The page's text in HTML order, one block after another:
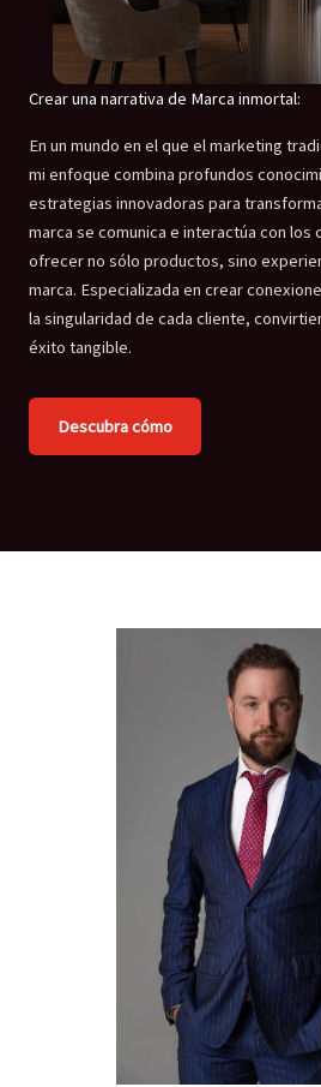
Crear una narrativa de Marca inmortal:
En un mundo en el que el marketing
mi enfoque combina profundos
estrategias innovadoras para
marca se comunica e interactúa con los
ofrecer no sólo productos, sino
marca. Especializada en crear
la singularidad de cada cliente,
éxito tangible.
Descubra cómo